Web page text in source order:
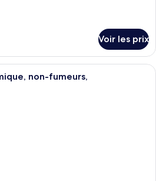
Voir les prix
Une chambre d’hôtel avec deux lits,
non-fumeurs,